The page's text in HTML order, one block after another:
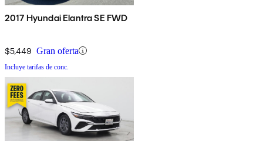
2017 Hyundai Elantra SE FWD
$5,449 Gran oferta
Incluye tarifas de conc.